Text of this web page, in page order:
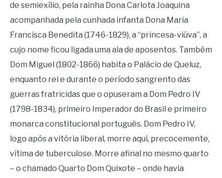
de semiexílio, pela rainha Dona Carlota Joaquina
acompanhada pela cunhada infanta Dona Maria
Francisca Benedita (1746-1829), a “princesa-viúva”, a
cujo nome ficou ligada uma ala de aposentos. Também
Dom Miguel (1802-1866) habita o Palácio de Queluz,
enquanto rei e durante o período sangrento das
guerras fratricidas que o opuseram a Dom Pedro IV
(1798-1834), primeiro Imperador do Brasil e primeiro
monarca constitucional português. Dom Pedro IV,
logo após a vitória liberal, morre aqui, precocemente,
vítima de tuberculose. Morre afinal no mesmo quarto
– o chamado Quarto Dom Quixote – onde havia